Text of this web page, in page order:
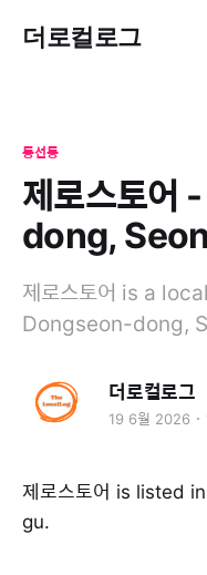
더로컬로그
동선동
제로스토
dong,
제로스토어 is a
Dongseon-dong,
더로컬로그
19 6월 2026
제로스토어 is listed
gu.